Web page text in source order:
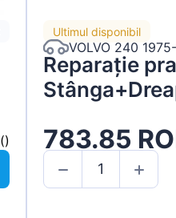
()
Ultimul disponibil
VOLVO 240
Reparație
783.85